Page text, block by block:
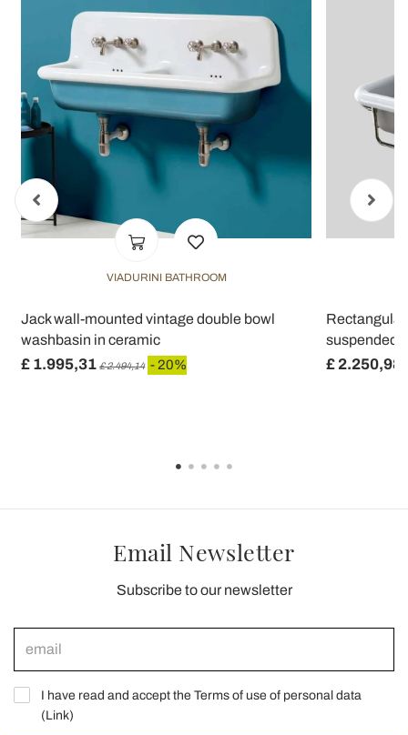
nostri partner che si occupano di analisi dei dati web,
pubblicità e social media, i quali potrebbero combinarle
con altre informazioni che ha fornito loro o che hanno
raccolto dal suo utilizzo dei loro servizi.
VIADURINI BATHROOM
Jack wall-mounted vintage double bowl
washbasin in ceramic
£ 1.995,31 £ 2.494,14 - 20%
suspended
£ 2.250,98
Email Newsletter
Subscribe to our newsletter
I have read and accept the Terms of use of personal data
(Link)